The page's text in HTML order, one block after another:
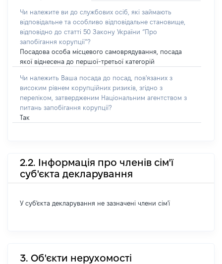
Чи належите ви до службових осіб, які займають
відповідальне та особливо відповідальне становище,
відповідно до статті 50 Закону України “Про
запобігання корупції”?
Посадова особа місцевого самоврядування, посада
якої віднесена до першої-третьої категорій
Чи належить Ваша посада до посад, пов'язаних з
високим рівнем корупційних ризиків, згідно з
переліком, затвердженим Національним агентством з
питань запобігання корупції?
Так
2.2. Інформація про членів сім'ї
суб'єкта декларування
У суб'єкта декларування не зазначені члени сім'ї
3. Об'єкти нерухомості